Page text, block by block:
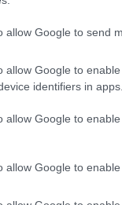
allow Google to send
allow Google to
identifiers in apps.
allow Google to
allow Google to
να ζεσταθούνε.
μην παγώσει,
ίσαμε την
στην
και
του κι
το καφενεδάκι